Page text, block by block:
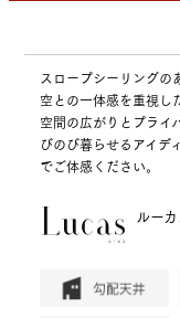
スロープシーリングの
空との一体感を重視し
空間の広がりとプライ
びのび暮らせるアイデ
でご体感ください。
ルー